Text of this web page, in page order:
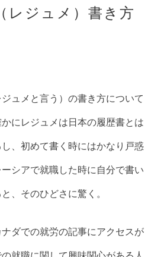
レジュメ）書き方
ュメと言う）の書き方について
にレジュメは日本の履歴書とは
、初めて書く時にはかなり戸惑
シアで就職した時に自分で書い
、そのひどさに驚く。
ダでの就労の記事にアクセスが